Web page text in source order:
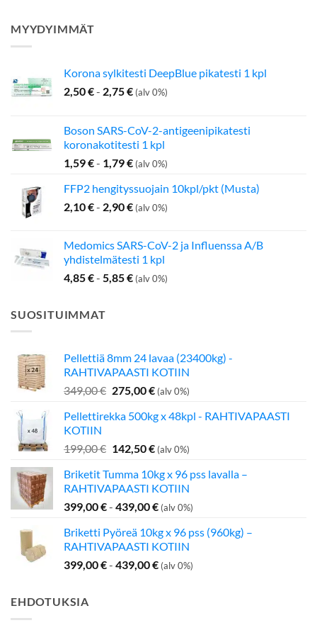
MYYDYIMMÄT
Korona sylkitesti DeepBlue pikatesti 1 kpl
2,50€- 2,75€ (alv 0%)
Boson SARS-CoV-2-antigeenipikatesti
koronakotitesti 1 kpl
1,59€- 1,79€ (alv 0%)
FFP2 hengityssuojain 10kpl/pkt (Musta)
2,10€- 2,90€ (alv 0%)
Medomics SARS-CoV-2 ja Influenssa A/B
yhdistelmätesti 1 kpl
4,85€- 5,85€ (alv 0%)
SUOSITUIMMAT
Pellettiä 8mm 24 lavaa (23400kg) -
RAHTIVAPAASTI KOTIIN
349,00€ Alkuperäinen
oli:
275,00€Nykyinen
on:
(alv 0%)
Pellettirekka 500kg x 48kpl - RAHTIVAPAASTI
KOTIIN
199,00€ Alkuperäinen
oli:
199,00 €.
142,50€Nykyinen
on:
142,50 €.
(alv 0%)
Briketit Tumma 10kg x 96 pss lavalla –
RAHTIVAPAASTI KOTIIN
399,00€- 439,00€ (alv 0%)
Briketti Pyöreä 10kg x 96 pss (960kg) –
RAHTIVAPAASTI KOTIIN
399,00€- 439,00€ (alv 0%)
EHDOTUKSIA